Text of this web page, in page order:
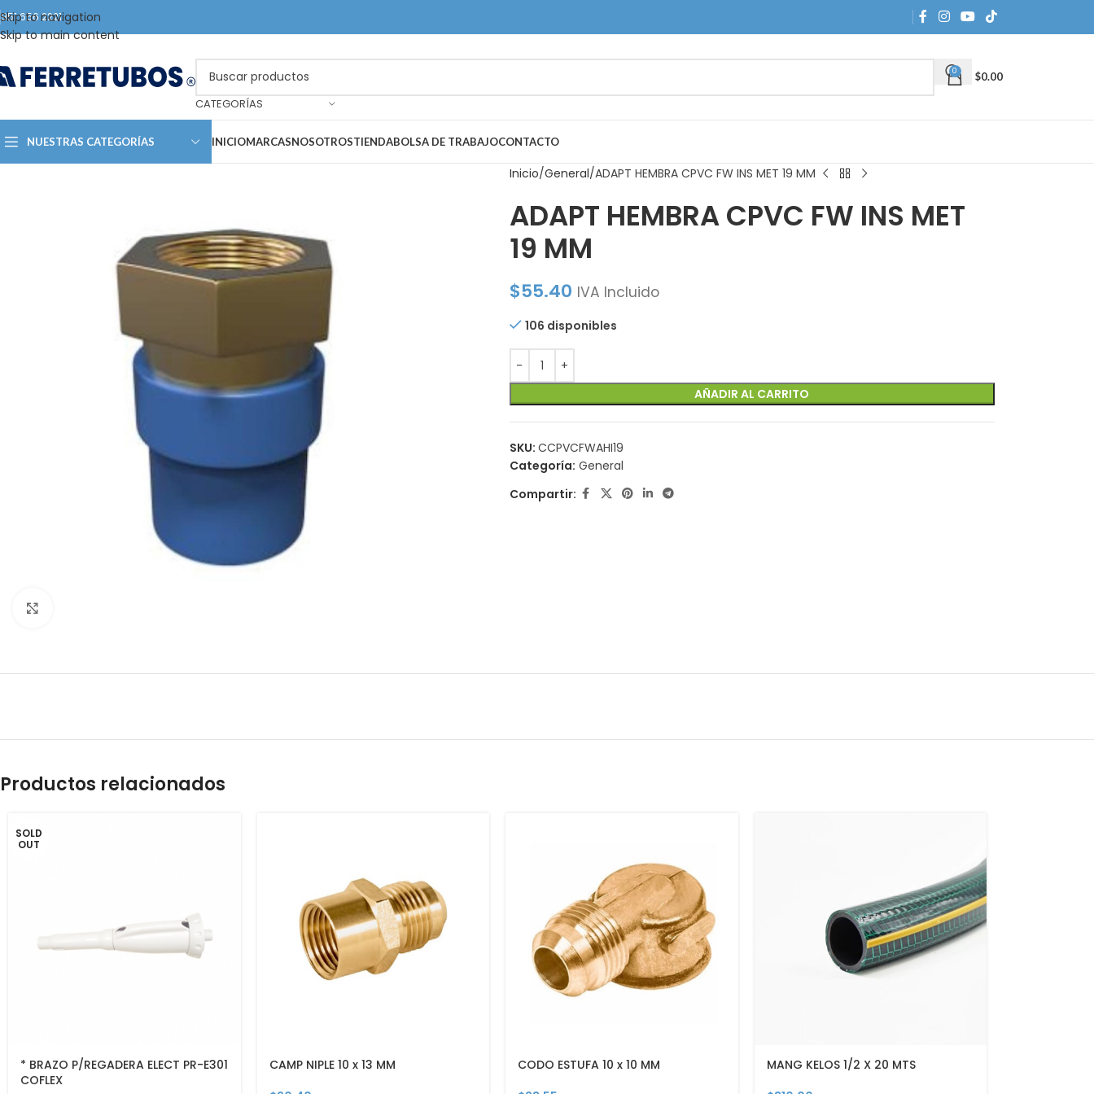
Skip to navigation
Skip to main content
951 656 2221
CATEGORÍAS
0 $0.00
NUESTRAS CATEGORÍAS INICIOMARCASNOSOTROSTIENDABOLSA DE TRABAJOCONTACTO
Inicio General ADAPT HEMBRA CPVC FW INS MET 19 MM
ADAPT HEMBRA CPVC FW INS MET
19 MM
$55.40 IVA Incluido
106 disponibles
AÑADIR AL CARRITO
SKU: CCPVCFWAHI19
Categoría: General
Compartir:
Productos relacionados
SOLD
OUT
* BRAZO P/REGADERA ELECT PR-E301
COFLEX
CAMP NIPLE 10 x 13 MM
CODO ESTUFA 10 x 10 MM
MANG KELOS 1/2 X 20 MTS